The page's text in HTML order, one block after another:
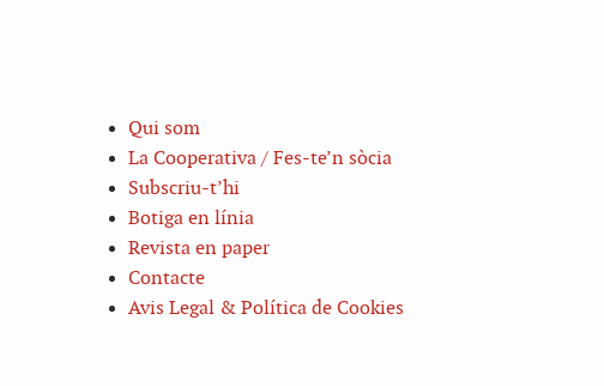
Qui som
La Cooperativa / Fes-te’n sòcia
Subscriu-t’hi
Botiga en línia
Revista en paper
Contacte
Avis Legal & Política de Cookies